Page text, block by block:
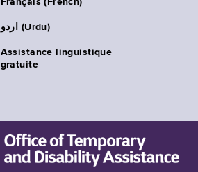
Français (French)
اردو (Urdu)
Assistance linguistique
gratuite